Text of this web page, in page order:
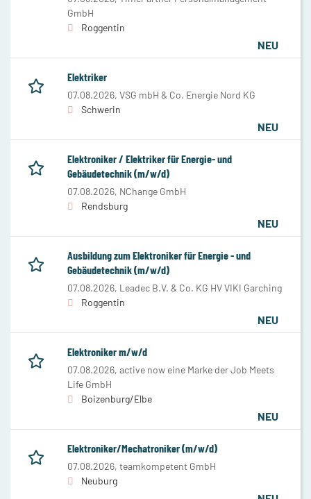
GmbH
Roggentin
NEU
Elektriker
07.08.2026, VSG mbH & Co. Energie Nord KG
Schwerin
NEU
Elektroniker / Elektriker für Energie- und
Gebäudetechnik (m/w/d)
07.08.2026, NChange GmbH
Rendsburg
NEU
Ausbildung zum Elektroniker für Energie - und
Gebäudetechnik (m/w/d)
07.08.2026, Leadec B.V. & Co. KG HV VIKI Garching
Roggentin
NEU
Elektroniker m/w/d
07.08.2026, active now eine Marke der Job Meets
Life GmbH
Boizenburg/Elbe
NEU
Elektroniker/Mechatroniker (m/w/d)
07.08.2026, teamkompetent GmbH
Neuburg